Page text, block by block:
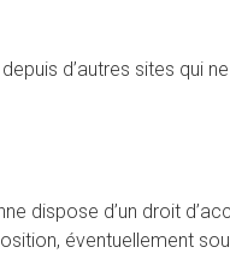
d’autres sites qui
dispose d’un droit
éventuellement